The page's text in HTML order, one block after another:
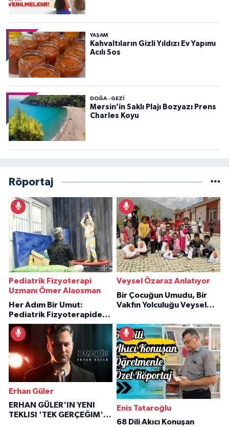
YAŞAM
Kahvaltıların Gizli Yıldızı Ev Yapımı
Acılı Sos
DOĞA - GEZI
Mersin’in Saklı Plajı Bozyazı Prens
Charles Koyu
Röportaj
Pediatrik Fizyoterapi
Uzmanı Ömer Alaosman
Her Adım Bir Umut:
Pediatrik Fizyoterapiden
İlham Veren Hikâyeler
Veysel Özaraz Anlatıyor
Bir Çocuğun Umudu, Bir
Vakfın Yolculuğu Veysel
Erhan Güler
ERHAN GÜLER'IN YENI
TEKLISI 'TEK GERÇEĞIM'LE
Enis Tataroğlu
68 Dili Akıcı Konuşan